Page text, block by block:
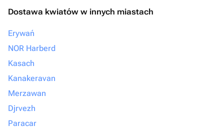
Dostawa kwiatów w innych miastach
Erywań
NOR Harberd
Kasach
Kanakeravan
Merzawan
Djrvezh
Paracar